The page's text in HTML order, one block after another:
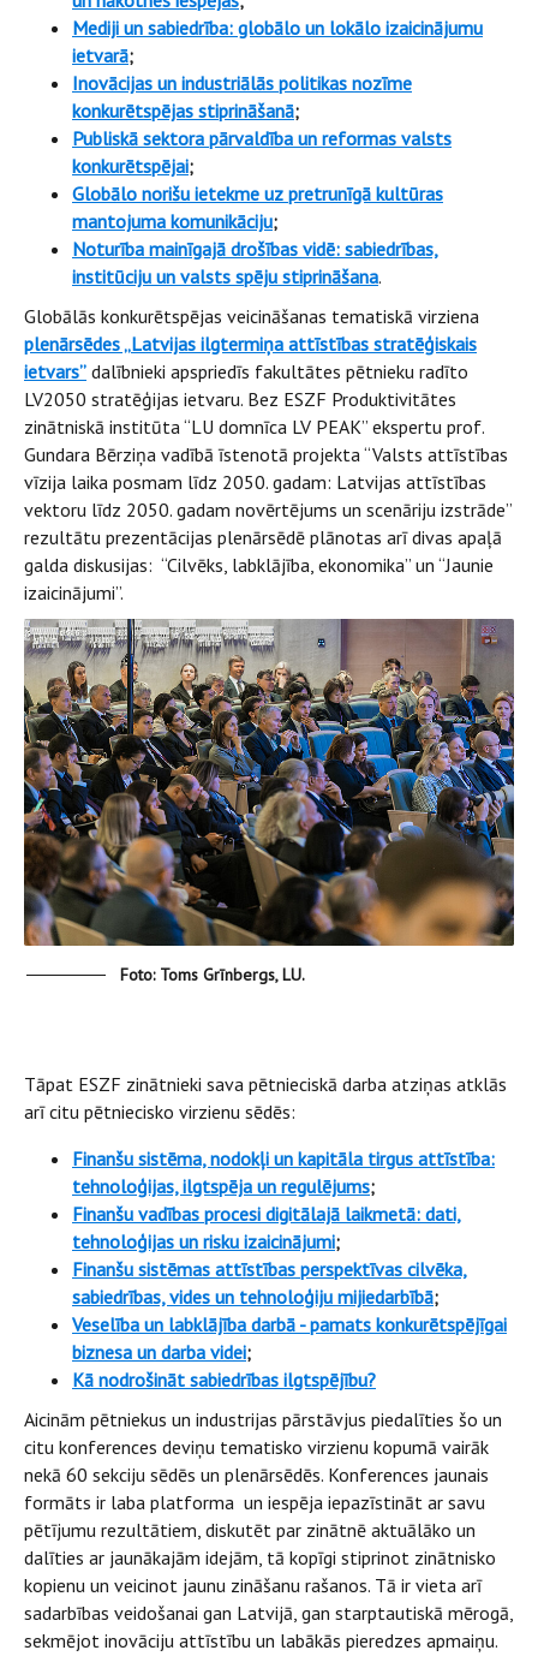
Mediji un sabiedrība: globālo un lokālo izaicinājumu
ietvarā;
Inovācijas un industriālās politikas nozīme
konkurētspējas stiprināšanā;
Publiskā sektora pārvaldība un reformas valsts
konkurētspējai;
Globālo norišu ietekme uz pretrunīgā kultūras
mantojuma komunikāciju;
Noturība mainīgajā drošības vidē: sabiedrības,
institūciju un valsts spēju stiprināšana.
Globālās konkurētspējas veicināšanas tematiskā virziena
plenārsēdes „Latvijas ilgtermiņa attīstības stratēģiskais
ietvars” dalībnieki apspriedīs fakultātes pētnieku radīto
LV2050 stratēģijas ietvaru. Bez ESZF Produktivitātes
zinātniskā institūta “LU domnīca LV PEAK” ekspertu prof.
Gundara Bērziņa vadībā īstenotā projekta “Valsts attīstības
vīzija laika posmam līdz 2050. gadam: Latvijas attīstības
vektoru līdz 2050. gadam novērtējums un scenāriju izstrāde”
rezultātu prezentācijas plenārsēdē plānotas arī divas apaļā
galda diskusijas: “Cilvēks, labklājība, ekonomika” un “Jaunie
izaicinājumi”.
Foto: Toms Grīnbergs, LU.
Tāpat ESZF zinātnieki sava pētnieciskā darba atziņas atklās
arī citu pētniecisko virzienu sēdēs:
Finanšu sistēma, nodokļi un kapitāla tirgus attīstība:
tehnoloģijas, ilgtspēja un regulējums;
Finanšu vadības procesi digitālajā laikmetā: dati,
tehnoloģijas un risku izaicinājumi;
Finanšu sistēmas attīstības perspektīvas cilvēka,
sabiedrības, vides un tehnoloģiju mijiedarbībā;
Veselība un labklājība darbā - pamats konkurētspējīgai
biznesa un darba videi;
Kā nodrošināt sabiedrības ilgtspējību?
Aicinām pētniekus un industrijas pārstāvjus piedalīties šo un
citu konferences deviņu tematisko virzienu kopumā vairāk
nekā 60 sekciju sēdēs un plenārsēdēs. Konferences jaunais
formāts ir laba platforma un iespēja iepazīstināt ar savu
pētījumu rezultātiem, diskutēt par zinātnē aktuālāko un
dalīties ar jaunākajām idejām, tā kopīgi stiprinot zinātnisko
kopienu un veicinot jaunu zināšanu rašanos. Tā ir vieta arī
sadarbības veidošanai gan Latvijā, gan starptautiskā mērogā,
sekmējot inovāciju attīstību un labākās pieredzes apmaiņu.